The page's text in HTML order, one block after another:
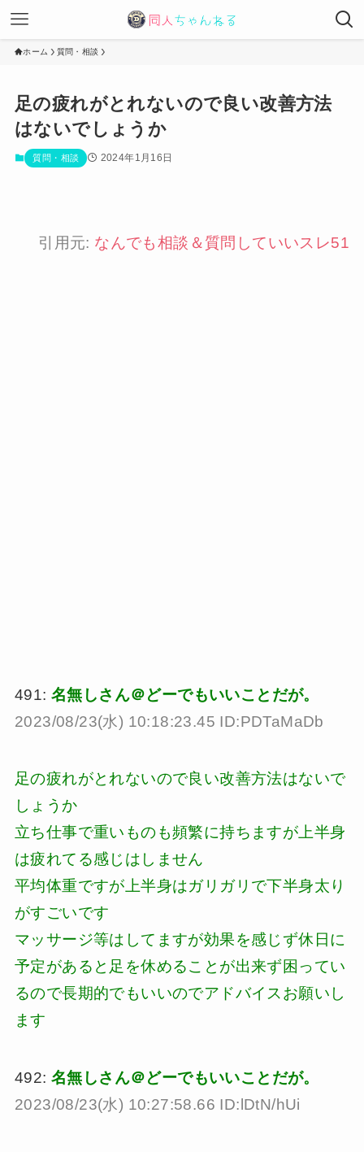
ホーム 質問・相談
足の疲れがとれないので良い改善方法
はないでしょうか
質問・相談 2024年1月16日
引用元: なんでも相談＆質問していいスレ51
491: 名無しさん＠どーでもいいことだが。
2023/08/23(水) 10:18:23.45 ID:PDTaMaDb
足の疲れがとれないので良い改善方法はないで
しょうか
立ち仕事で重いものも頻繁に持ちますが上半身
は疲れてる感じはしません
平均体重ですが上半身はガリガリで下半身太り
がすごいです
マッサージ等はしてますが効果を感じず休日に
予定があると足を休めることが出来ず困ってい
るので長期的でもいいのでアドバイスお願いし
ます
492: 名無しさん＠どーでもいいことだが。
2023/08/23(水) 10:27:58.66 ID:lDtN/hUi